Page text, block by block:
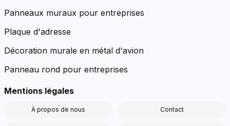
Panneaux muraux pour entreprises
Plaque d'adresse
Décoration murale en métal d'avion
Panneau rond pour entreprises
Mentions légales
À propos de nous Contact